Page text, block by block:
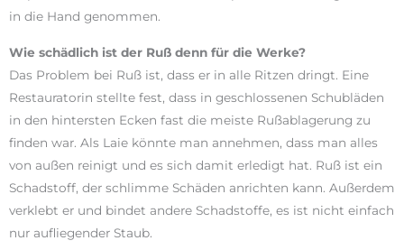
in die Hand genommen.
Wie schädlich ist der Ruß denn für die Werke?
Das Problem bei Ruß ist, dass er in alle Ritzen dringt. Eine
Restauratorin stellte fest, dass in geschlossenen Schubläden
in den hintersten Ecken fast die meiste Rußablagerung zu
finden war. Als Laie könnte man annehmen, dass man alles
von außen reinigt und es sich damit erledigt hat. Ruß ist ein
Schadstoff, der schlimme Schäden anrichten kann. Außerdem
verklebt er und bindet andere Schadstoffe, es ist nicht einfach
nur aufliegender Staub.